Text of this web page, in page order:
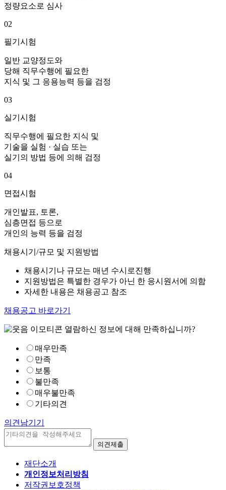
정량요소로 심사
02
필기시험
일반 교양정도와
당해 직무수행에 필요한
지식 및 그 응용능력 등을 검정
03
실기시험
직무수행에 필요한 지식 및
기술을 실험 · 실습 또는
실기의 방법 등에 의해 검정
04
면접시험
개인발표, 토론,
심층면접 등으로
개인의 능력 등을 검정
채용시기/규모 및 지원방법
채용시기나 규모는 매년 수시로진행
지원방법은 특별한 경우가 아닌 한 응시원서에 의함
자세한 내용은 채용공고 참조
채용공고 바로가기
열람하신 정보에 대해 만족하십니까?
매우만족
만족
보통
불만족
매우불만족
기타의견
의견남기기
재단소개
개인정보처리방침
저작권보호정책